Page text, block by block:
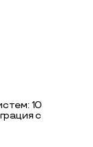
10
с